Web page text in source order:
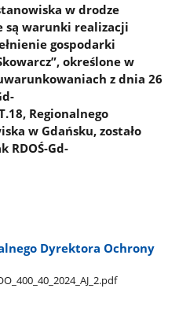
w drodze
są warunki realizacji
gospodarki
określone w
z dnia 26
Regionalnego
w Gdańsku, zostało
RDOŚ-Gd-
Dyrektora Ochrony